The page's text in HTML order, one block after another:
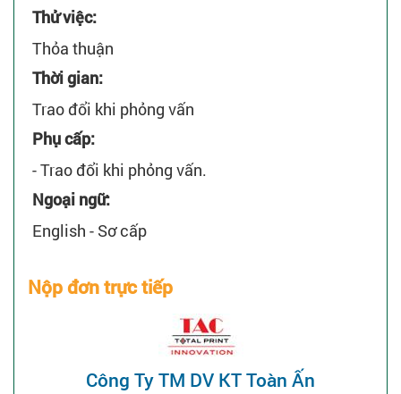
Thử việc:
Thỏa thuận
Thời gian:
Trao đổi khi phỏng vấn
Phụ cấp:
- Trao đổi khi phỏng vấn.
Ngoại ngữ:
English - Sơ cấp
Nộp đơn trực tiếp
Công Ty TM DV KT Toàn Ấn